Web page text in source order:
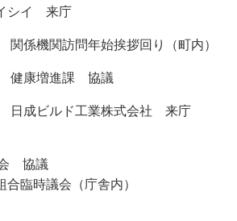
シイ 来庁
係機関訪問年始挨拶回り（町内）
健康増進課 協議
成ビルド工業株式会社 来庁
協議
臨時議会（庁舎内）